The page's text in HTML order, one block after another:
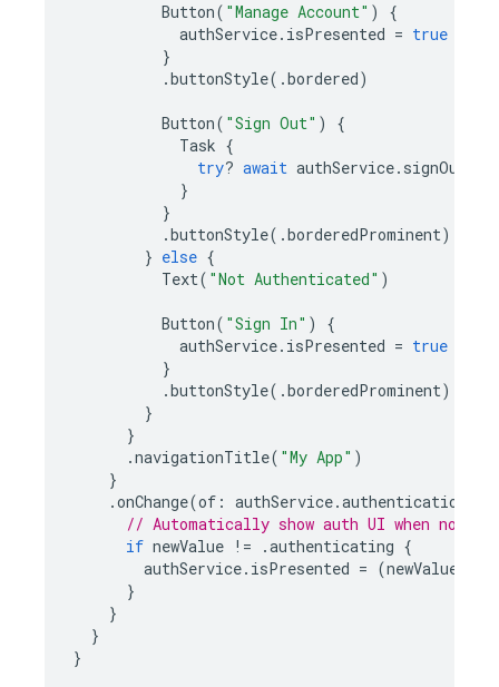
Button( "Manage Account" )
{
authService. isPresented = true
}
.buttonStyle(.bordered)
Button( "Sign Out" )
{
Task {
try? await authService. signOut
}
}
.buttonStyle(.borderedProminent)
} else {
Text( "Not Authenticated" )
Button( "Sign In" )
{
authService. isPresented = true
}
.buttonStyle(.borderedProminent)
}
}
.navigationTitle( "My App" )
}
.onChange(of : authService.
// Automatically show auth UI when not
if newValue != .authenticating {
authService. isPresented = (newValue
}
}
}
}